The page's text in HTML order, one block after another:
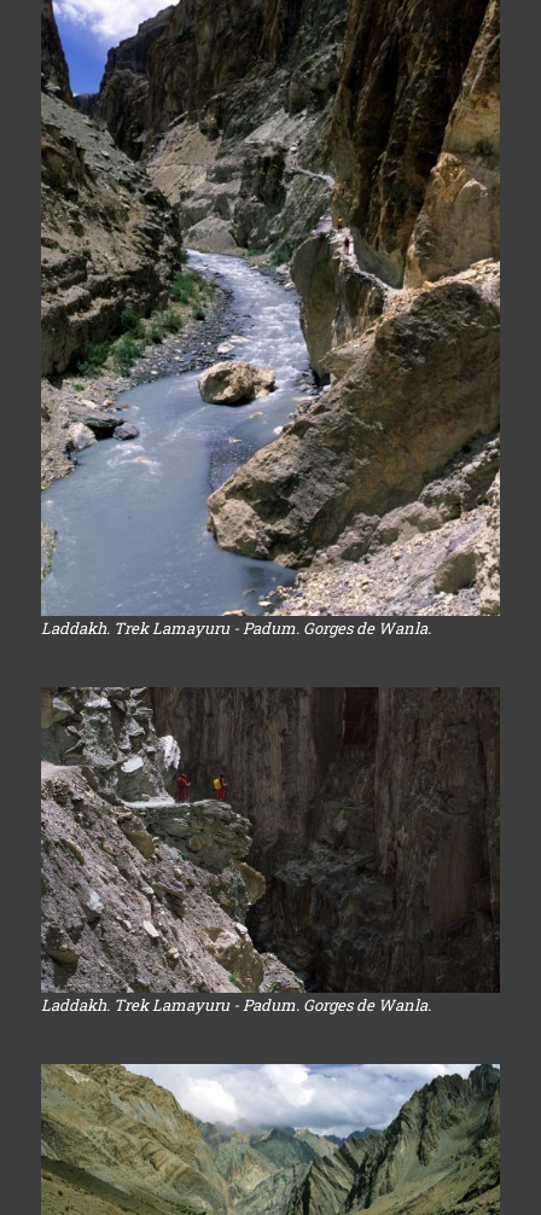
Laddakh. Trek Lamayuru - Padum. Gorges de Wanla.
Laddakh. Trek Lamayuru - Padum. Gorges de Wanla.